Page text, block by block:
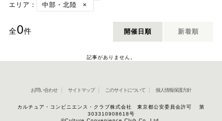
エリア：
中部・北陸 ×
全0件 開催日順 新着順
記事がありません。
お問い合わせ サイトマップ このサイトについて 個人情報保護方針
カルチュア・コンビニエンス・クラブ株式会社 東京都公安委員会許可 第
303310908618号